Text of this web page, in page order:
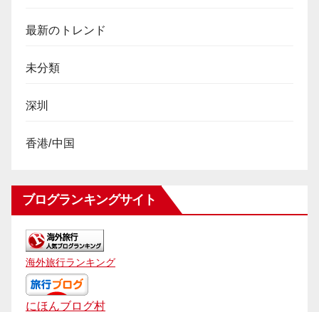
最新のトレンド
未分類
深圳
香港/中国
ブログランキングサイト
海外旅行ランキング
にほんブログ村